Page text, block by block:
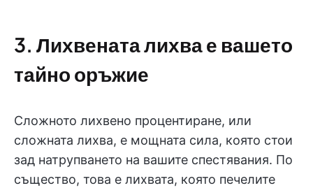
3. Лихвената лихва е вашето
тайно оръжие
Сложното лихвено процентиране, или
сложната лихва, е мощната сила, която стои
зад натрупването на вашите спестявания. По
същество, това е лихвата, която печелите